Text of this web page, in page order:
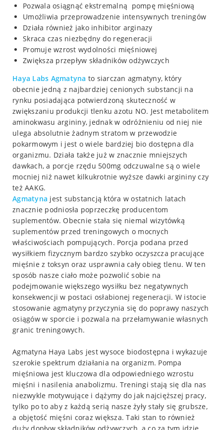
Pozwala osiągnąć ekstremalną pompę mięśniową
Umożliwia przeprowadzenie intensywnych treningów
Działa również jako inhibitor arginazy
Skraca czas niezbędny do regeneracji
Promuje wzrost wydolności mięśniowej
Zwiększa przepływ składników odżywczych
Haya Labs Agmatyna to siarczan agmatyny, który
obecnie jedną z najbardziej cenionych substancji na
rynku posiadająca potwierdzoną skuteczność w
zwiększaniu produkcji tlenku azotu NO. Jest metabolitem
aminokwasu argininy, jednak w odróżnieniu od niej nie
ulega absolutnie żadnym stratom w przewodzie
pokarmowym i jest o wiele bardziej bio dostępna dla
organizmu. Działa także już w znacznie mniejszych
dawkach, a porcje rzędu 500mg odczuwalne są o wiele
mocniej niż nawet kilkukrotnie wyższe dawki argininy czy
też AAKG.
Agmatyna jest substancją która w ostatnich latach
znacznie podniosła poprzeczkę producentom
suplementów. Obecnie stała się niemal wizytówką
suplementów przed treningowych o mocnych
właściwościach pompujących. Porcja podana przed
wysiłkiem fizycznym bardzo szybko oczyszcza pracujące
mięśnie z toksyn oraz usprawnia cały obieg tlenu. W ten
sposób nasze ciało może pozwolić sobie na
podejmowanie większego wysiłku bez negatywnych
konsekwencji w postaci osłabionej regeneracji. W istocie
stosowanie agmatyny przyczynia się do poprawy naszych
osiągów w sporcie i pozwala na przełamywanie własnych
granic treningowych.
Agmatyna Haya Labs jest wysoce biodostępna i wykazuje
szerokie spektrum działania na organizm. Pompa
mięśniowa jest kluczowa dla odpowiedniego wzrostu
mięśni i nasilenia anabolizmu. Treningi stają się dla nas
niezwykle motywujące i dążymy do jak najcięższej pracy,
tylko po to aby z każdą serią nasze żyły stały się grubsze,
a objętość mięśni coraz większa. Taki stan to również